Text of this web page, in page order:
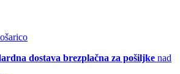
dostava brezplačna za pošiljke nad